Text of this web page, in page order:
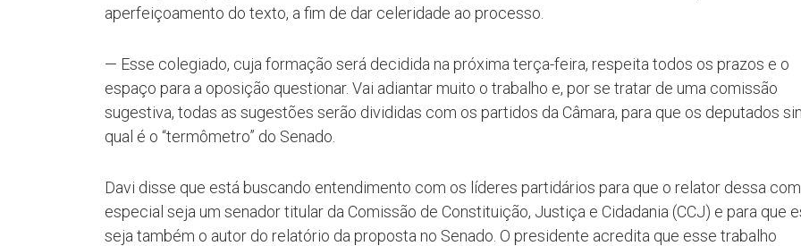
aperfeiçoamento do texto, a fim de dar celeridade ao processo.
— Esse colegiado, cuja formação será decidida na próxima terça-feira, respeita todos os prazos e o
espaço para a oposição questionar. Vai adiantar muito o trabalho e, por se tratar de uma comissão
sugestiva, todas as sugestões serão divididas com os partidos da Câmara, para que os deputados
qual é o “termômetro” do Senado.
Davi disse que está buscando entendimento com os líderes partidários para que o relator dessa
especial seja um senador titular da Comissão de Constituição, Justiça e Cidadania (CCJ) e para que
seja também o autor do relatório da proposta no Senado. O presidente acredita que esse trabalho